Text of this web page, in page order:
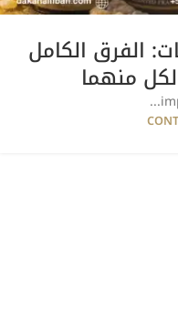
الفرق الكامل
منهما